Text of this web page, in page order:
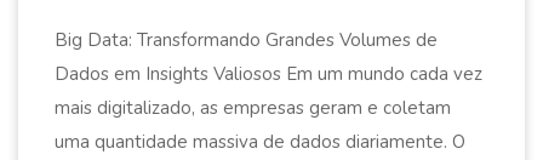
Big Data: Transformando Grandes Volumes de
Dados em Insights Valiosos Em um mundo cada vez
mais digitalizado, as empresas geram e coletam
uma quantidade massiva de dados diariamente. O